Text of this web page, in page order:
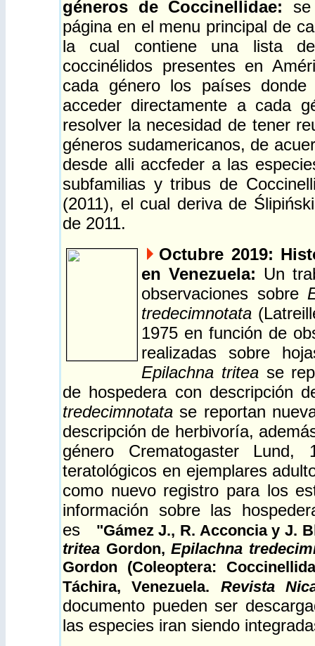
géneros de Coccinellidae:
página en el menu principal de
la cual contiene una lista
coccinélidos presentes en
cada género los países
acceder directamente a cada
resolver la necesidad de tener
géneros sudamericanos, de
desde alli accfeder a las
subfamilias y tribus de
(2011), el cual deriva de
de 2011.
Octubre 2019:
en Venezuela: Un
observaciones sobre
tredecimnotata
1975 en función de
realizadas sobre
Epilachna tritease
de hospedera con descripción
tredecimnotata se reportan
descripción de herbivoría,
género Crematogaster
teratológicos en ejemplares
como nuevo registro para los
información sobre las
es "Gámez J., R. Acconcia y J.
tritea Gordon,Epilachna
Gordon (Coleoptera:
Táchira, Venezuela. Revista
documento pueden ser
las especies iran siendo